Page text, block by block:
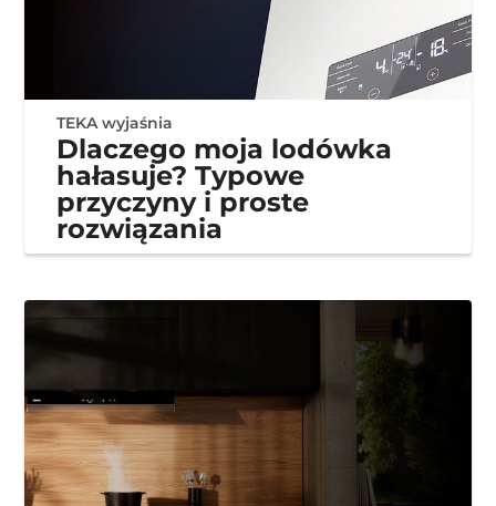
TEKA wyjaśnia
Dlaczego moja lodówka
hałasuje? Typowe
przyczyny i proste
rozwiązania